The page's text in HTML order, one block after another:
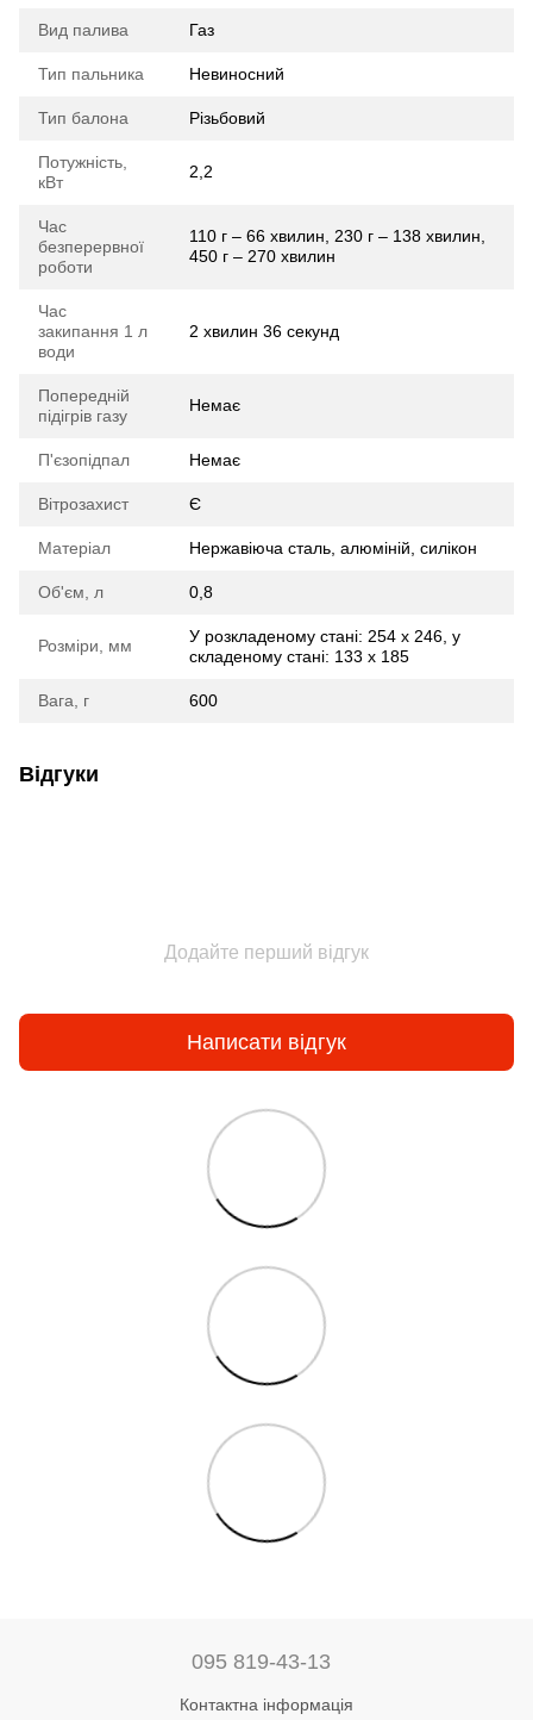
Вид палива Газ
Тип пальника Невиносний
Тип балона Різьбовий
Потужність,
кВт
2,2
Час
безперервної
роботи
110 г – 66 хвилин, 230 г – 138 хвилин,
450 г – 270 хвилин
Час
закипання 1 л
води
2 хвилин 36 секунд
Попередній
підігрів газу
Немає
П'єзопідпал Немає
Вітрозахист Є
Матеріал Нержавіюча сталь, алюміній, силікон
Об'єм, л 0,8
Розміри, мм
У розкладеному стані: 254 x 246, у
складеному стані: 133 x 185
Вага, г 600
Відгуки
Додайте перший відгук
Написати відгук
095 819-43-13
Контактна інформація